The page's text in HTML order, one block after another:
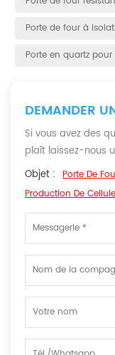
Porte de four à
Porte en quartz
DEMANDER
Si vous avez des
plaît laissez-nous
Objet : Porte De
Production De